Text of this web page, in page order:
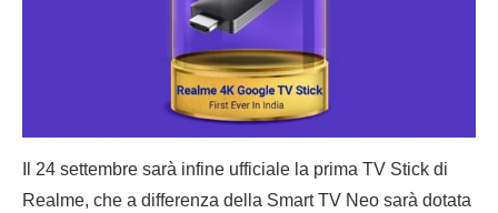
Il 24 settembre sarà infine ufficiale la prima TV Stick di
Realme, che a differenza della Smart TV Neo sarà dotata